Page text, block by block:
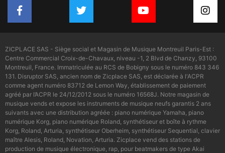
ZICPLACE SAS - Siège social et Magasin de Musique Montreuil Paris-Est :
Centre Commercial Croix-de-Chavaux, niveau -1, 2 Blvd de Chanzy, 93100
Montreuil, France. Immatriculée au RCS de Bobigny sous le numéro 843 346
131. Disruptor SAS, ancien nom de Zicplace SAS, est déclarée à l'ACPR
comme agent numéro 83712 de Lemon Way, établissement de paiement
agréé par l’ACPR le 24/12/2012 sous le numéro 16568J. Notre magasin de
musique vends et expose les instruments de musique neufs garantis 2 ans
suivants avec une distribution agréée : piano numérique Yamaha, piano
numérique Korg, piano numérique Roland, synthétiseur et boîte à rythme
Korg, Roland, Arturia, synthétiseur Oberheim, synthétiseur Sequential, clavier
maître Alesis, Roland, Novation, Arturia. Zicplace vend des stations de
production de musique électronique, rap, pour beatmakers de type Akai